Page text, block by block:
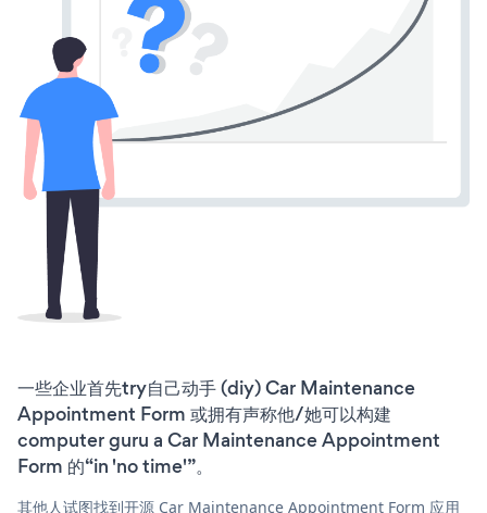
一些企业首先try自己动手 (diy) Car Maintenance
Appointment Form 或拥有声称他/她可以构建
computer guru a Car Maintenance Appointment
Form 的“in 'no time'”。
其他人试图找到开源 Car Maintenance Appointment Form 应用